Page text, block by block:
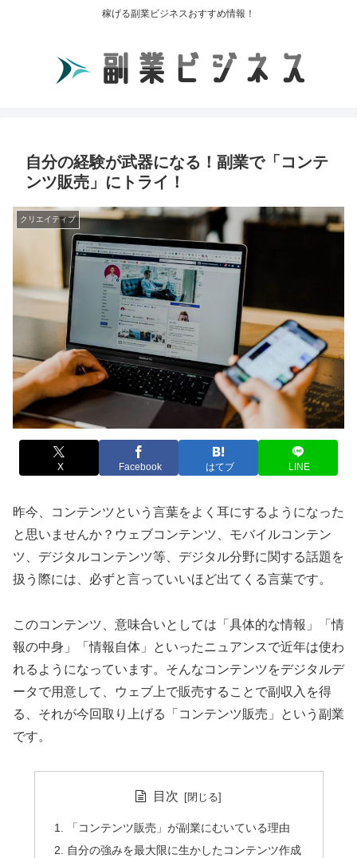
稼げる副業ビジネスおすすめ情報！
自分の経験が武器になる！副業で「コンテ
ンツ販売」にトライ！
クリエイティブ
X Facebook はてブ LINE
昨今、コンテンツという言葉をよく耳にするようになった
と思いませんか？ウェブコンテンツ、モバイルコンテン
ツ、デジタルコンテンツ等、デジタル分野に関する話題を
扱う際には、必ずと言っていいほど出てくる言葉です。
このコンテンツ、意味合いとしては「具体的な情報」「情
報の中身」「情報自体」といったニュアンスで近年は使わ
れるようになっています。そんなコンテンツをデジタルデ
ータで用意して、ウェブ上で販売することで副収入を得
る、それが今回取り上げる「コンテンツ販売」という副業
です。
目次
「コンテンツ販売」が副業にむいている理由
自分の強みを最大限に生かしたコンテンツ作成